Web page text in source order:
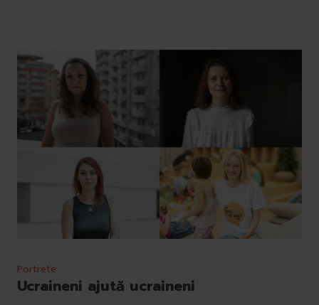
Portrete
Ucraineni ajută ucraineni